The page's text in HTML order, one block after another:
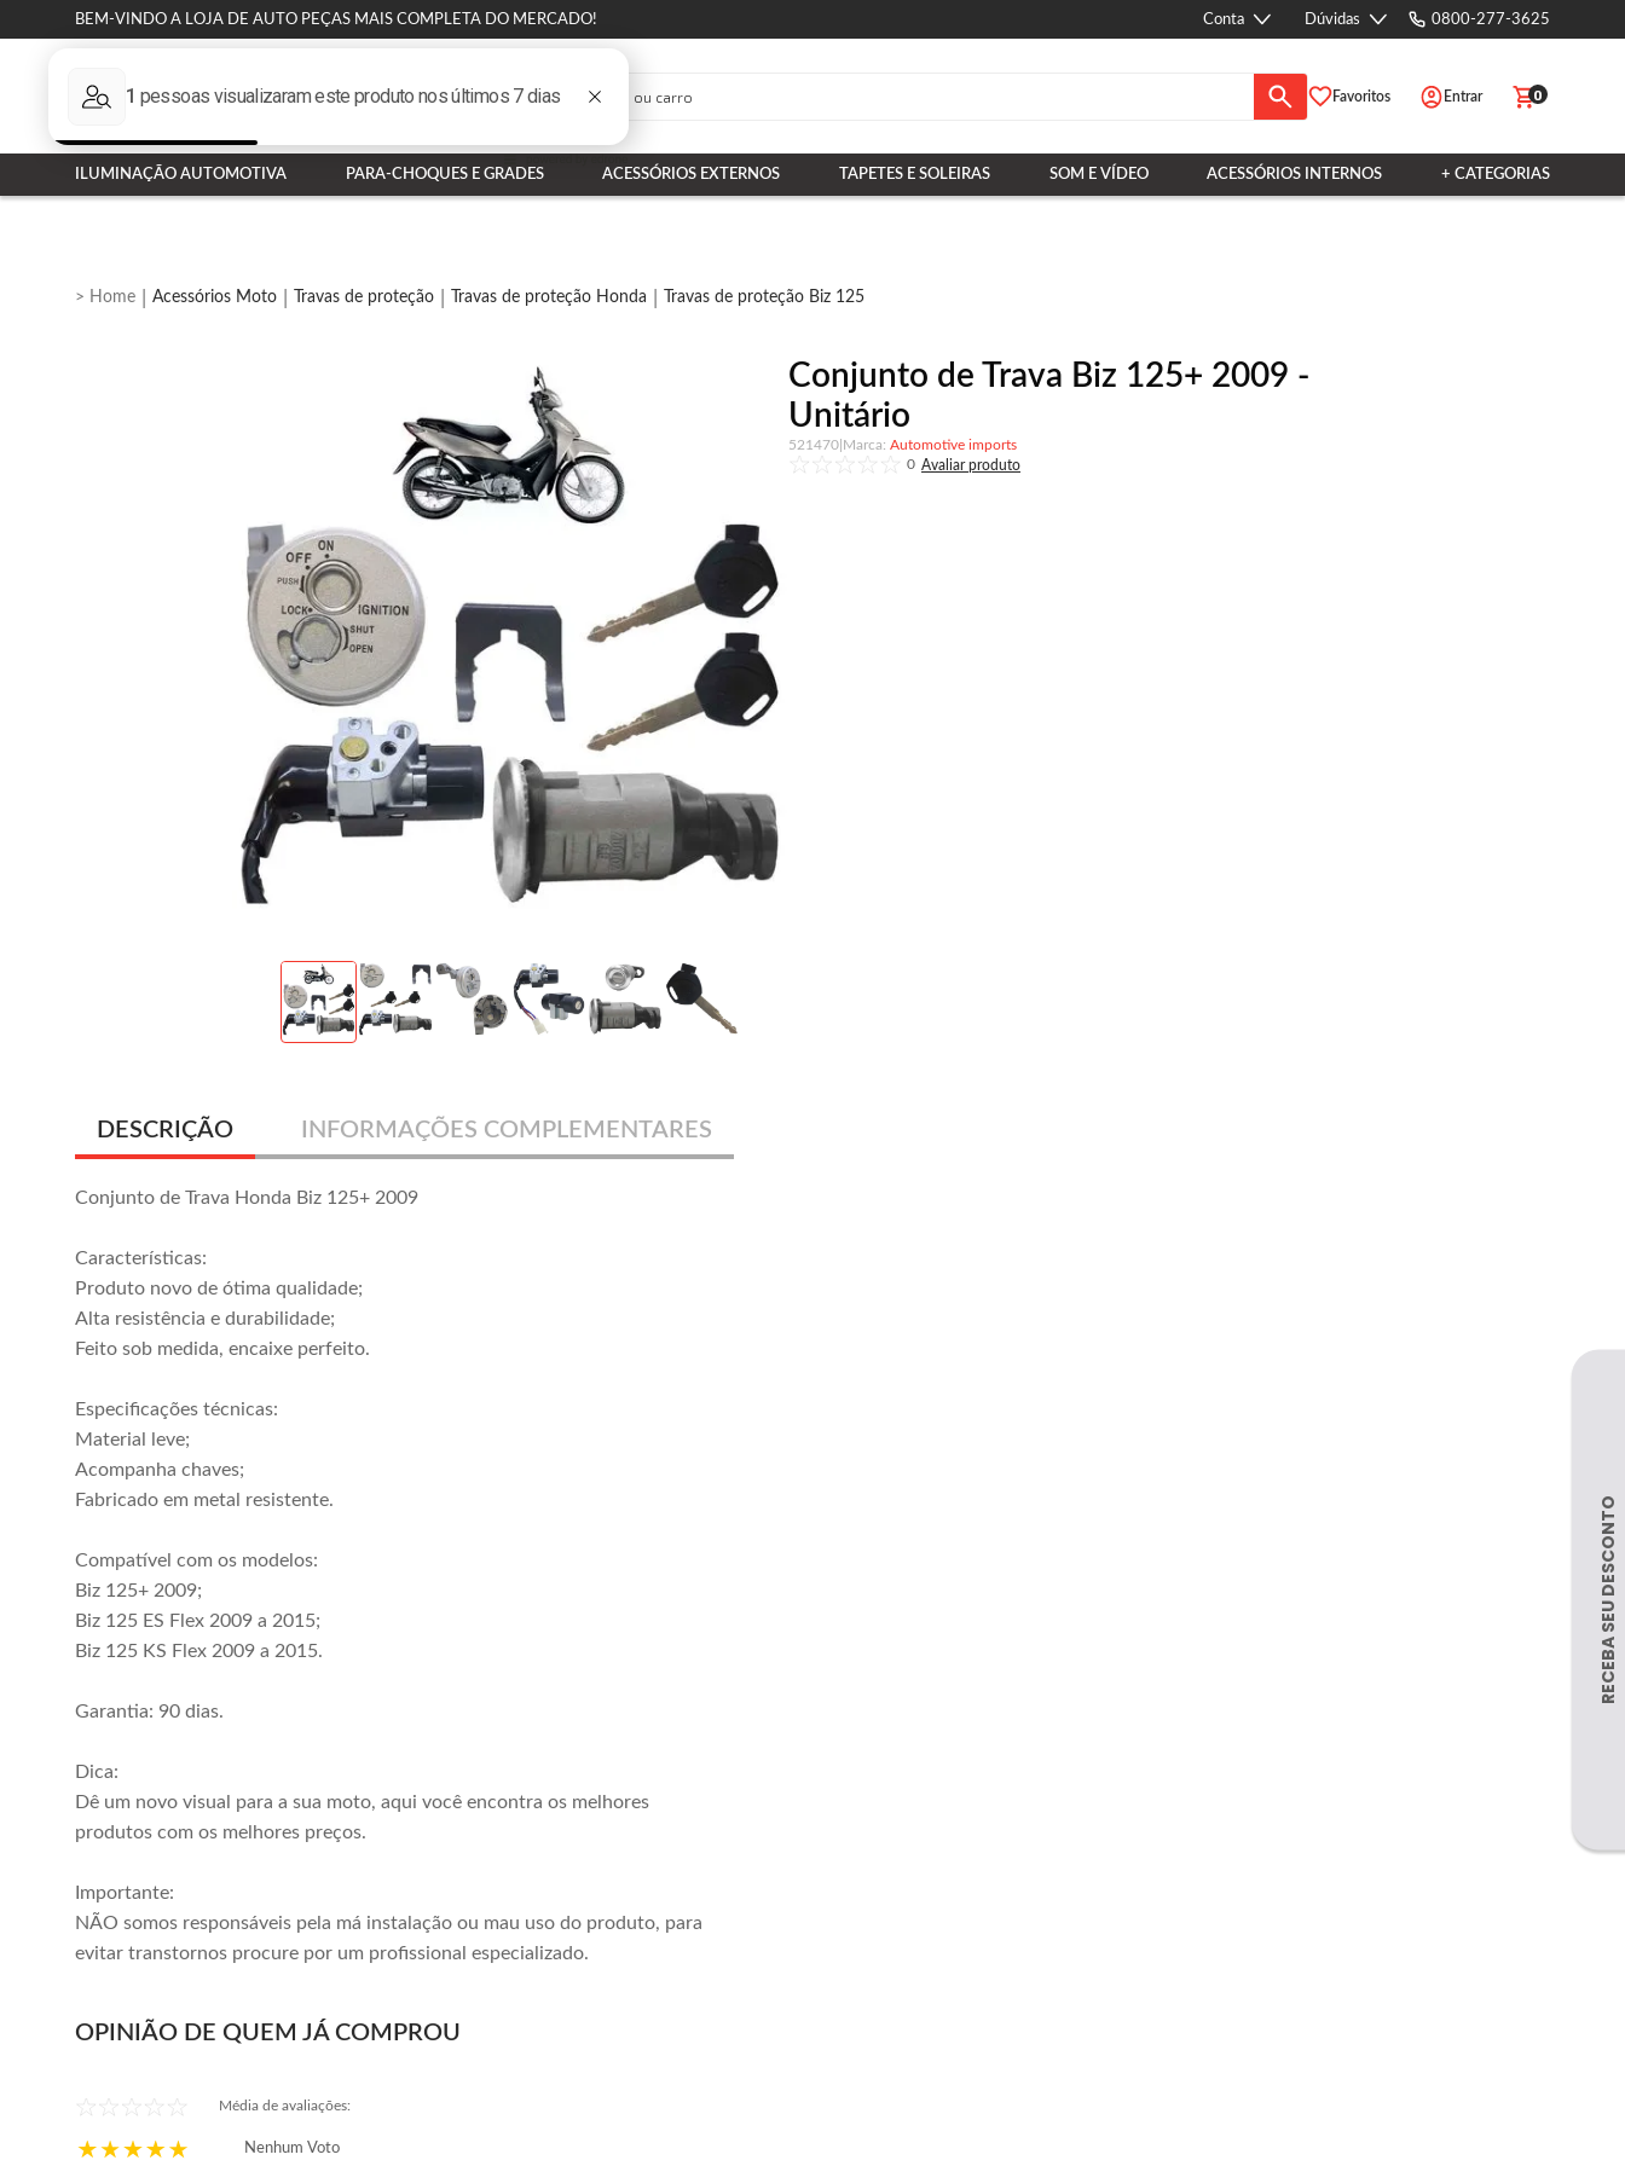
BEM-VINDO A LOJA DE AUTO PEÇAS MAIS COMPLETA DO MERCADO! Conta Dúvidas 0800-277-3625
Favoritos Entrar 0
ILUMINAÇÃO AUTOMOTIVA PARA-CHOQUES E GRADES ACESSÓRIOS EXTERNOS TAPETES E SOLEIRAS SOM E VÍDEO ACESSÓRIOS INTERNOS + CATEGORIAS
Acessórios Moto Travas de proteção Travas de proteção Honda Travas de proteção Biz 125
Conjunto de Trava Biz 125+ 2009 -
Unitário
521470
Automotive imports
0
DESCRIÇÃO INFORMAÇÕES COMPLEMENTARES
Conjunto de Trava Honda Biz 125+ 2009
Características:
Produto novo de ótima qualidade;
Alta resistência e durabilidade;
Feito sob medida, encaixe perfeito.
Especificações técnicas:
Material leve;
Acompanha chaves;
Fabricado em metal resistente.
Compatível com os modelos:
Biz 125+ 2009;
Biz 125 ES Flex 2009 a 2015;
Biz 125 KS Flex 2009 a 2015.
Garantia: 90 dias.
Dica:
Dê um novo visual para a sua moto, aqui você encontra os melhores
produtos com os melhores preços.
Importante:
NÃO somos responsáveis pela má instalação ou mau uso do produto, para
evitar transtornos procure por um profissional especializado.
OPINIÃO DE QUEM JÁ COMPROU
Média de avaliações:
Nenhum Voto